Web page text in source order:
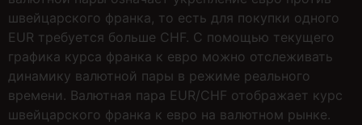
швейцарского франка, то есть для покупки одного
EUR требуется больше CHF. С помощью текущего
графика курса франка к евро можно отслеживать
динамику валютной пары в режиме реального
времени. Валютная пара EUR/CHF отображает курс
швейцарского франка к евро на валютном рынке.